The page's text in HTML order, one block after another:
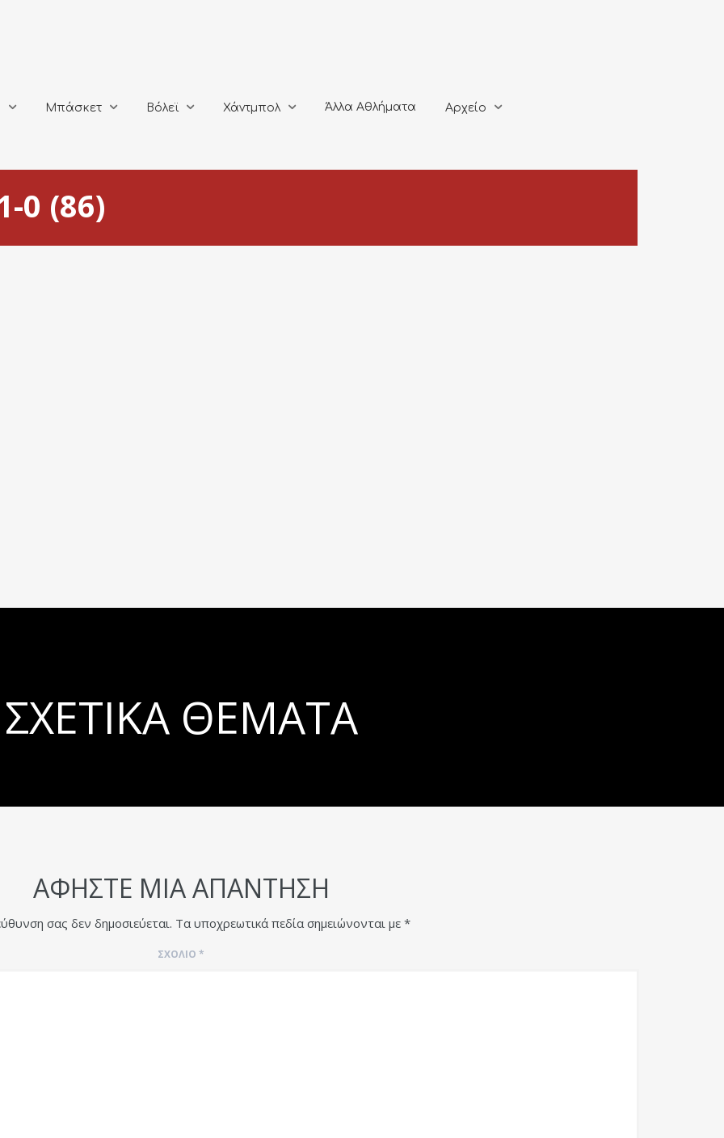
Μπάσκετ Βόλεϊ Χάντμπολ Άλλα Αθλήματα Αρχείο
0 (86)
ΣΧΕΤΙΚΆ ΘΈΜΑΤΑ
ΑΦΉΣΤΕ ΜΙΑ ΑΠΆΝΤΗΣΗ
σας δεν δημοσιεύεται. Τα υποχρεωτικά πεδία σημειώνονται με *
ΣΧΌΛΙΟ *